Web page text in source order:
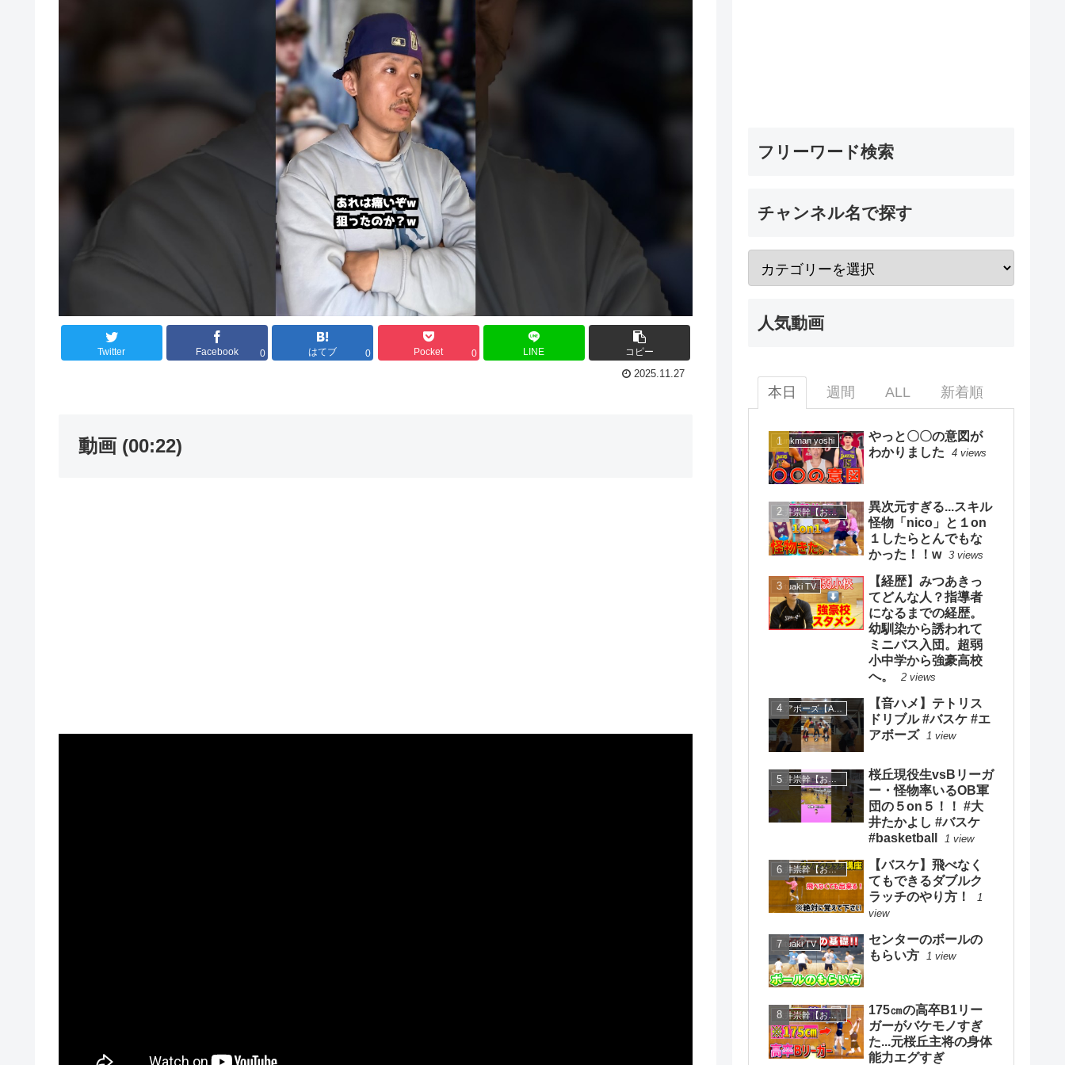
Twitter Facebook 0 はてブ 0 Pocket 0 LINE コピー
2025.11.27
動画 (00:22)
フリーワード検索
チャンネル名で探す
人気動画
本日 週間 ALL 新着順
dunkman yoshi
やっと〇〇の意図が
わかりました
4 views
大井崇幹【おおいたかよし】
異次元すぎる...スキル
怪物「nico」と１on
１したらとんでもな
かった！！w 3 views
mituaki TV
【経歴】みつあきっ
てどんな人？指導者
になるまでの経歴。
幼馴染から誘われて
ミニバス入団。超弱
小中学から強豪高校
へ。
2 views
【音ハメ】テトリス
ドリブル #バスケ #エ
アボーズ 1 view
桜丘現役生vsBリーガ
ー・怪物率いるOB軍
団の５on５！！ #大
井たかよし #バスケ
#basketball
1 view
大井崇幹【おおいたかよし】
【バスケ】飛べなく
てもできるダブルク
ラッチのやり方！
1
view
mituaki TV
センターのボールの
もらい方
1 view
大井崇幹【おおいたかよし】
175㎝の高卒B1リー
ガーがバケモノすぎ
た...元桜丘主将の身体
能力エグすぎ